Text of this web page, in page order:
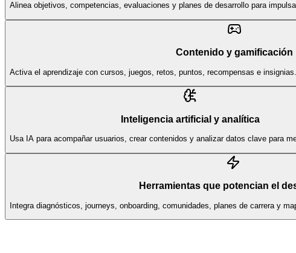
Alinea objetivos, competencias, evaluaciones y planes de desarrollo para
Contenido y gamificación
Activa el aprendizaje con cursos, juegos, retos, puntos, recompensas e
Inteligencia artificial y analítica
Usa IA para acompañar usuarios, crear contenidos y analizar datos clave para
Herramientas que potencian el
Integra diagnósticos, journeys, onboarding, comunidades, planes de carrera y